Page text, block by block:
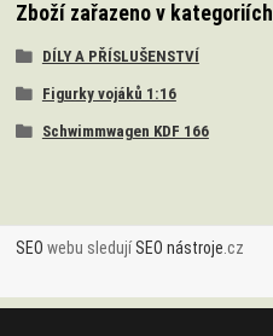
Zboží zařazeno v kategoriích
DÍLY A PŘÍSLUŠENSTVÍ
Figurky vojáků 1:16
Schwimmwagen KDF 166
SEO webu sledujíSEO nástroje.cz